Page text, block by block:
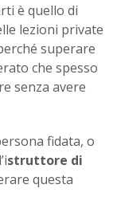
è quello di
lezioni private
superare
che spesso
senza avere
fidata, o
struttore di
questa